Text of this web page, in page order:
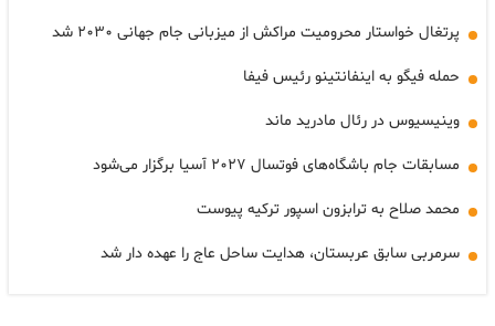
پرتغال خواستار محرومیت مراکش از میزبانی جام جهانی ۲۰۳۰ شد
حمله فیگو به اینفانتینو رئیس فیفا
وینیسیوس در رئال مادرید ماند
مسابقات جام باشگاه‌های فوتسال ۲۰۲۷ آسیا برگزار می‌شود
محمد صلاح به ترابزون اسپور ترکیه پیوست
سرمربی سابق عربستان، هدایت ساحل عاج را عهده دار شد